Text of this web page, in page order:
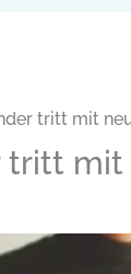
tritt mit